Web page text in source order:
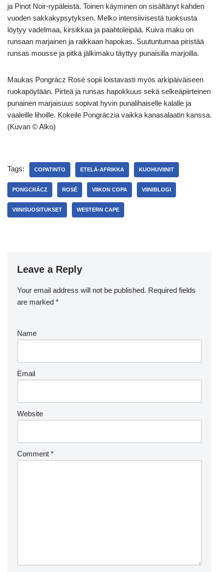
ja Pinot Noir-rypäleistä. Toinen käyminen on sisältänyt kahden
vuoden sakkakypsytyksen. Melko intensiivisestä tuoksusta
löytyy vadelmaa, kirsikkaa ja paahtoleipää. Kuiva maku on
runsaan marjainen ja raikkaan hapokas. Suutuntumaa piristää
runsas mousse ja pitkä jälkimaku täyttyy punaisilla marjoilla.
Maukas Pongrácz Rosé sopii loistavasti myös arkipäiväiseen
ruokapöytään. Pirteä ja runsas hapokkuus sekä selkeäpiirteinen
punainen marjaisuus sopivat hyvin punalihaiselle kalalle ja
vaaleille lihoille. Kokeile Pongráczia vaikka kanasalaatin kanssa.
(Kuvan © Alko)
Tags: COPATINTO ETELÄ-AFRIKKA KUOHUVIINIT
PONGCRÁCZ ROSÉ VIIKON COPA VIINIBLOGI
VIINISUOSITUKSET WESTERN CAPE
Leave a Reply
Your email address will not be published. Required fields
are marked *
Name
Email
Website
Comment *